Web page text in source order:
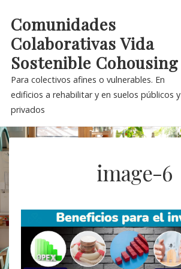
content
Comunidades
Colaborativas Vida
Sostenible Cohousing
Para colectivos afines o vulnerables. En
edificios a rehabilitar y en suelos públicos y
privados
image-6